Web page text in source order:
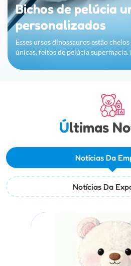
Bichos de pelúcia
personalizados
Esses ursos dinossauros estão
únicas, feitos de pelúcia supermacia.
vale a pena ter todos!
Últimas
Notícias Da
Notícias Da